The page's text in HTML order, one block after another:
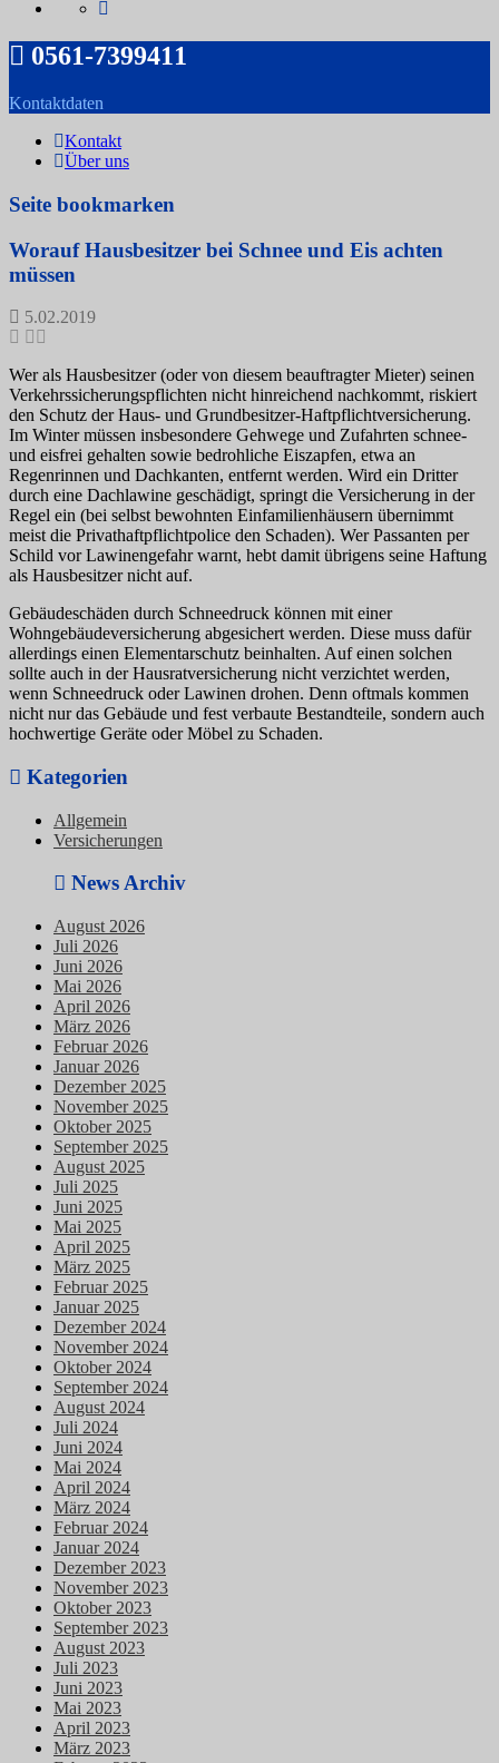
0561-7399411
Kontaktdaten
Kontakt
Über uns
Seite bookmarken
Worauf Hausbesitzer bei Schnee und Eis achten
müssen
5.02.2019
Wer als Hausbesitzer (oder von diesem beauftragter Mieter) seinen
Verkehrssicherungspflichten nicht hinreichend nachkommt, riskiert
den Schutz der Haus- und Grundbesitzer-Haftpflichtversicherung.
Im Winter müssen insbesondere Gehwege und Zufahrten schnee-
und eisfrei gehalten sowie bedrohliche Eiszapfen, etwa an
Regenrinnen und Dachkanten, entfernt werden. Wird ein Dritter
durch eine Dachlawine geschädigt, springt die Versicherung in der
Regel ein (bei selbst bewohnten Einfamilienhäusern übernimmt
meist die Privathaftpflichtpolice den Schaden). Wer Passanten per
Schild vor Lawinengefahr warnt, hebt damit übrigens seine Haftung
als Hausbesitzer nicht auf.
Gebäudeschäden durch Schneedruck können mit einer
Wohngebäudeversicherung abgesichert werden. Diese muss dafür
allerdings einen Elementarschutz beinhalten. Auf einen solchen
sollte auch in der Hausratversicherung nicht verzichtet werden,
wenn Schneedruck oder Lawinen drohen. Denn oftmals kommen
nicht nur das Gebäude und fest verbaute Bestandteile, sondern auch
hochwertige Geräte oder Möbel zu Schaden.
Kategorien
Allgemein
Versicherungen
News Archiv
August 2026
Juli 2026
Juni 2026
Mai 2026
April 2026
März 2026
Februar 2026
Januar 2026
Dezember 2025
November 2025
Oktober 2025
September 2025
August 2025
Juli 2025
Juni 2025
Mai 2025
April 2025
März 2025
Februar 2025
Januar 2025
Dezember 2024
November 2024
Oktober 2024
September 2024
August 2024
Juli 2024
Juni 2024
Mai 2024
April 2024
März 2024
Februar 2024
Januar 2024
Dezember 2023
November 2023
Oktober 2023
September 2023
August 2023
Juli 2023
Juni 2023
Mai 2023
April 2023
März 2023